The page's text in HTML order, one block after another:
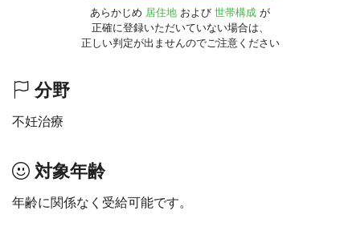
あらかじめ 居住地 および 世帯構成 が
正確に登録いただいていない場合は、
正しい判定が出ませんのでご注意ください
分野
不妊治療
対象年齢
年齢に関係なく受給可能です。